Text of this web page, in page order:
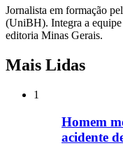
Jornalista em formação
(UniBH). Integra a
editoria Minas Gerais.
Mais Lidas
1
Homem
acidente